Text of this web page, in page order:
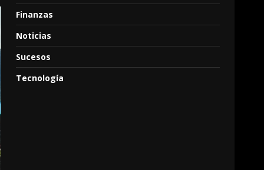
Finanzas
Noticias
Sucesos
Tecnología